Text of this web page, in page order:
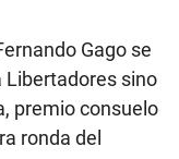
Gago se
Libertadores sino
premio consuelo
ronda del